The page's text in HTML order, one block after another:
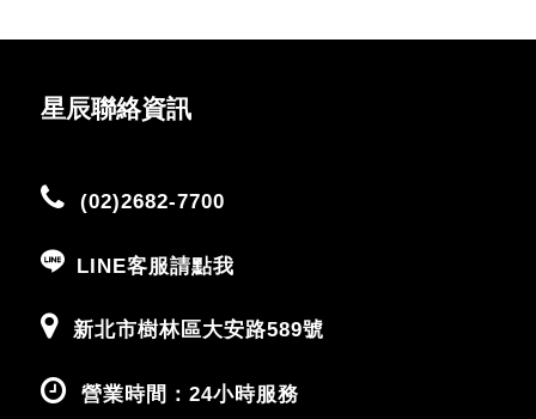
星辰聯絡資訊
(02)2682-7700
LINE客服請點我
新北市樹林區大安路589號
營業時間：24小時服務